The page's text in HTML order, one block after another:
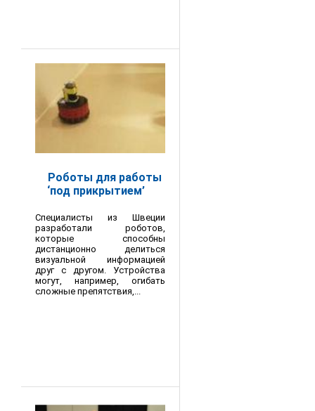
Роботы для работы
‘под прикрытием’
Специалисты из Швеции
разработали роботов,
которые способны
дистанционно делиться
визуальной информацией
друг с другом. Устройства
могут, например, огибать
сложные препятствия,...